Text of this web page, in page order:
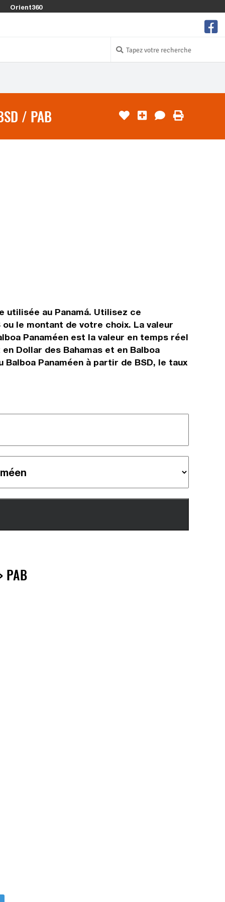
Orient360
/ PAB
utilisée au Panamá. Utilisez ce
le montant de votre choix. La valeur
Panaméen est la valeur en temps réel
Dollar des Bahamas et en Balboa
Panaméen à partir de BSD, le taux
PAB